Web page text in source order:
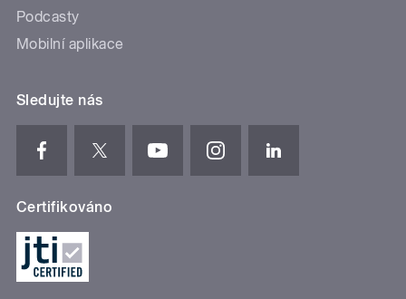
Podcasty
Mobilní aplikace
Sledujte nás
Certifikováno